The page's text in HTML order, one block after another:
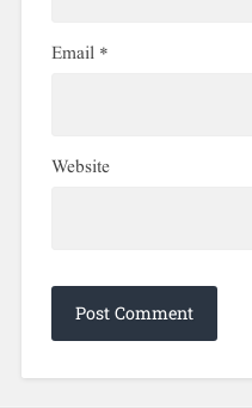
Email*
Website